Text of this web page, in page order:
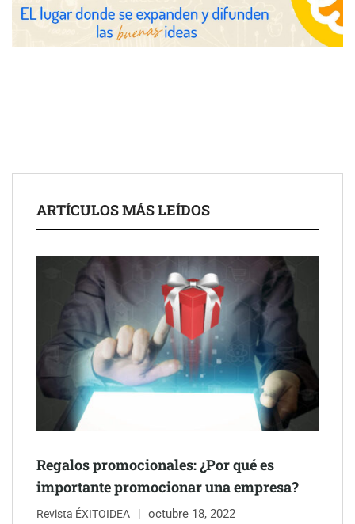
NOVA: innovación y diseño que transforman espacios de la
mano de Tormo Franquicias
ARTÍCULOS MÁS LEÍDOS
Regalos promocionales: ¿Por qué es
importante promocionar una empresa?
Revista ÉXITOIDEA octubre 18, 2022